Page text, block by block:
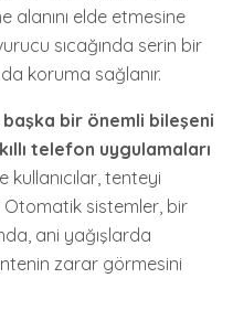
alanını elde etmesine
sıcağında serin bir
koruma sağlanır.
bir önemli bileşeni
telefon uygulamaları
kullanıcılar, tenteyi
sistemler, bir
ani yağışlarda
zarar görmesini